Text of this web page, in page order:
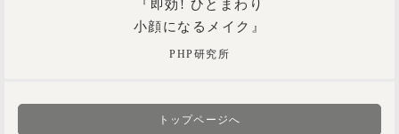
『即効! ひとまわり
小顔になるメイク』
PHP研究所
トップページへ